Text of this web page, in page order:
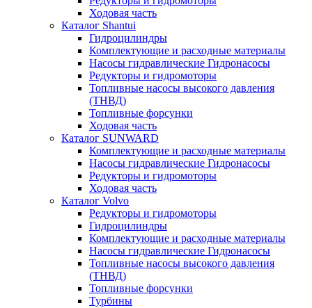
Ходовая часть
Каталог Shantui
Гидроцилиндры
Комплектующие и расходные материалы
Насосы гидравлические Гидронасосы
Редукторы и гидромоторы
Топливные насосы высокого давления
(ТНВД)
Топливные форсунки
Ходовая часть
Каталог SUNWARD
Комплектующие и расходные материалы
Насосы гидравлические Гидронасосы
Редукторы и гидромоторы
Ходовая часть
Каталог Volvo
Редукторы и гидромоторы
Гидроцилиндры
Комплектующие и расходные материалы
Насосы гидравлические Гидронасосы
Топливные насосы высокого давления
(ТНВД)
Топливные форсунки
Турбины